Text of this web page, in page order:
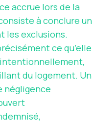
accrue lors de la
à conclure un
les exclusions.
ce qu’elle
intentionnellement,
du logement. Un
négligence